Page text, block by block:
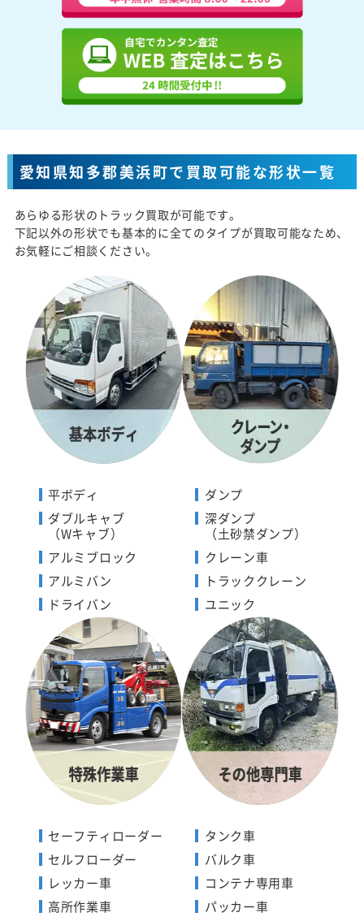
愛知県知多郡美浜町で買取可能な形状一覧
あらゆる形状のトラック買取が可能です。
下記以外の形状でも基本的に全てのタイプが買取可能なため、
お気軽にご相談ください。
平ボディ
ダブルキャブ
（Wキャブ）
アルミブロック
アルミバン
ドライバン
ダンプ
深ダンプ
（土砂禁ダンプ）
クレーン車
トラッククレーン
ユニック
セーフティローダー
セルフローダー
レッカー車
高所作業車
タンク車
バルク車
コンテナ専用車
パッカー車